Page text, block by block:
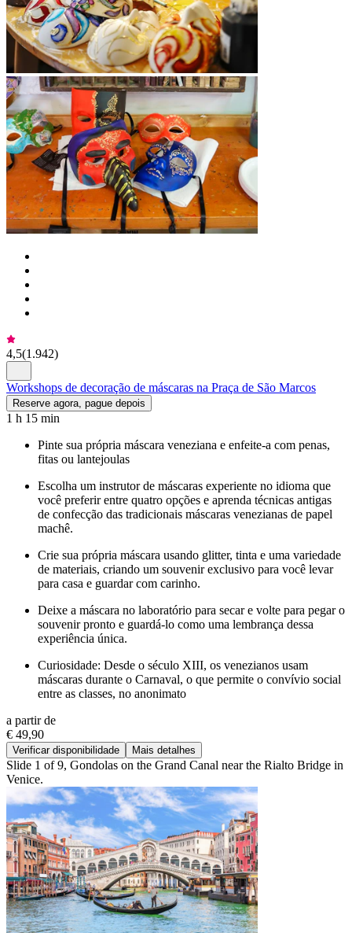
4,5(1.942)
Workshops de decoração de máscaras na Praça de São Marcos
Reserve agora, pague depois
1 h 15 min
Pinte sua própria máscara veneziana e enfeite-a com penas,
fitas ou lantejoulas
Escolha um instrutor de máscaras experiente no idioma que
você preferir entre quatro opções e aprenda técnicas antigas
de confecção das tradicionais máscaras venezianas de papel
machê.
Crie sua própria máscara usando glitter, tinta e uma variedade
de materiais, criando um souvenir exclusivo para você levar
para casa e guardar com carinho.
Deixe a máscara no laboratório para secar e volte para pegar o
souvenir pronto e guardá-lo como uma lembrança dessa
experiência única.
Curiosidade: Desde o século XIII, os venezianos usam
máscaras durante o Carnaval, o que permite o convívio social
entre as classes, no anonimato
a partir de
€ 49,90
Verificar disponibilidade Mais detalhes
Slide 1 of 9, Gondolas on the Grand Canal near the Rialto Bridge in
Venice.